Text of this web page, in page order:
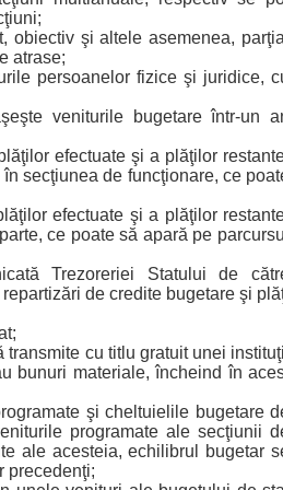
obiectiv şi altele asemenea, parţial
atrase;
persoanelor fizice şi juridice,
veniturile bugetare într-un
efectuate şi a plăţilor
secţiunea de funcţionare, ce
efectuate şi a plăţilor
ce poate să apară pe parcursul
Trezoreriei Statului de
de credite bugetare şi
cu titlu gratuit unei
bunuri materiale, încheind în
şi cheltuielile bugetare
programate ale secţiunii
ale acesteia, echilibrul bugetar
precedenţi;